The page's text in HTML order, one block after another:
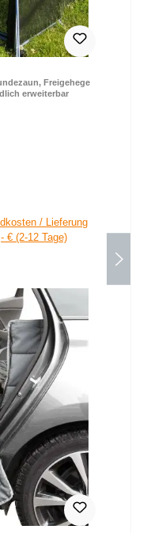
Freigehege
erweiterbar
/ Lieferung
€ (2-12 Tage)